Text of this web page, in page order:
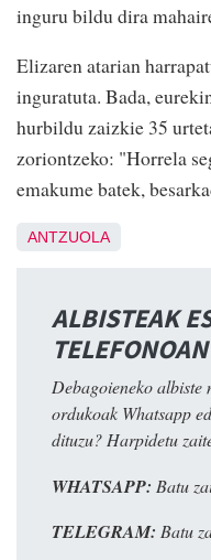
inguru bildu dira
Elizaren atarian
inguratuta. Bada,
hurbildu zaizkie 35
zoriontzeko: "Horrela
emakume batek,
ANTZUOLA
ALBISTEAK
TELEFONOAN
Debagoieneko albiste
ordukoak Whatsapp
dituzu? Harpidetu
WHATSAPP: Batu
TELEGRAM: Batu